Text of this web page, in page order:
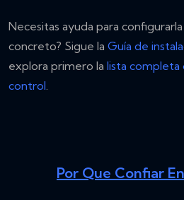
Necesitas ayuda para
concreto? Sigue la Guía de
explora primero la lista completa
control.
Por Que Confiar